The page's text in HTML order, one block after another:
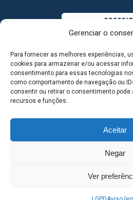
Gerenciar o
Para fornecer as melhores experiências,
cookies para armazenar e/ou acessar
consentimento para essas tecnologias
como comportamento de navegação ou
consentir ou retirar o consentimento
recursos e funções.
Aceitar
Negar
Ver
MAPA DO SITE
SEDE DO ADMINISTRATIVO